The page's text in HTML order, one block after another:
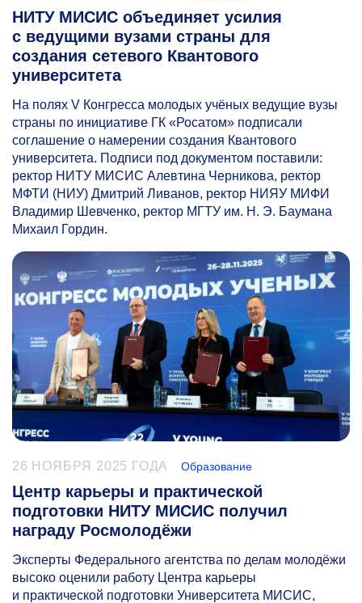
НИТУ МИСИС объединяет усилия
с ведущими вузами страны для
создания сетевого Квантового
университета
На полях V Конгресса молодых учёных ведущие вузы
страны по инициативе ГК «Росатом» подписали
соглашение о намерении создания Квантового
университета. Подписи под документом поставили:
ректор НИТУ МИСИС Алевтина Черникова, ректор
МФТИ (НИУ) Дмитрий Ливанов, ректор НИЯУ МИФИ
Владимир Шевченко, ректор МГТУ им. Н. Э. Баумана
Михаил Гордин.
26 НОЯБРЯ 2025 ГОДА Образование
Центр карьеры и практической
подготовки НИТУ МИСИС получил
награду Росмолодёжи
Эксперты Федерального агентства по делам молодёжи
высоко оценили работу Центра карьеры
и практической подготовки Университета МИСИС,